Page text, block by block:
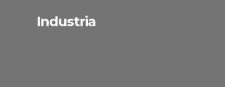
Industria